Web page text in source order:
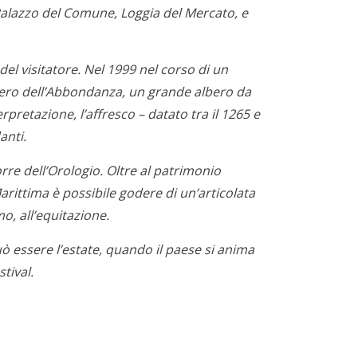
del Comune, Loggia del Mercato, e
visitatore. Nel 1999 nel corso di un
dell’Abbondanza, un grande albero da
l’affresco – datato tra il 1265 e
dell’Orologio. Oltre al patrimonio
è possibile godere di un’articolata
all’equitazione.
l’estate, quando il paese si anima